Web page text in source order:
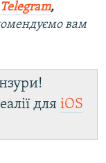
Telegram,
вам
для iOS